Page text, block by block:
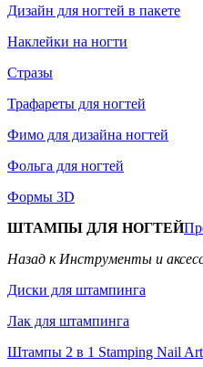
Дизайн для ногтей в пакете
Наклейки на ногти
Стразы
Трафареты для ногтей
Фимо для дизайна ногтей
Фольга для ногтей
Формы 3D
ШТАМПЫ ДЛЯ НОГТЕЙ
Назад к Инструменты и
Диски для штампинга
Лак для штампинга
Штампы 2 в 1 Stamping Nail Art